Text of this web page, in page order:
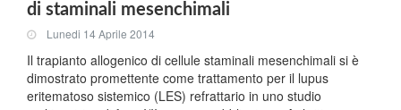
di staminali mesenchimali
Lunedi 14 Aprile 2014
Il trapianto allogenico di cellule staminali mesenchimali si è
dimostrato promettente come trattamento per il lupus
eritematoso sistemico (LES) refrattario in uno studio